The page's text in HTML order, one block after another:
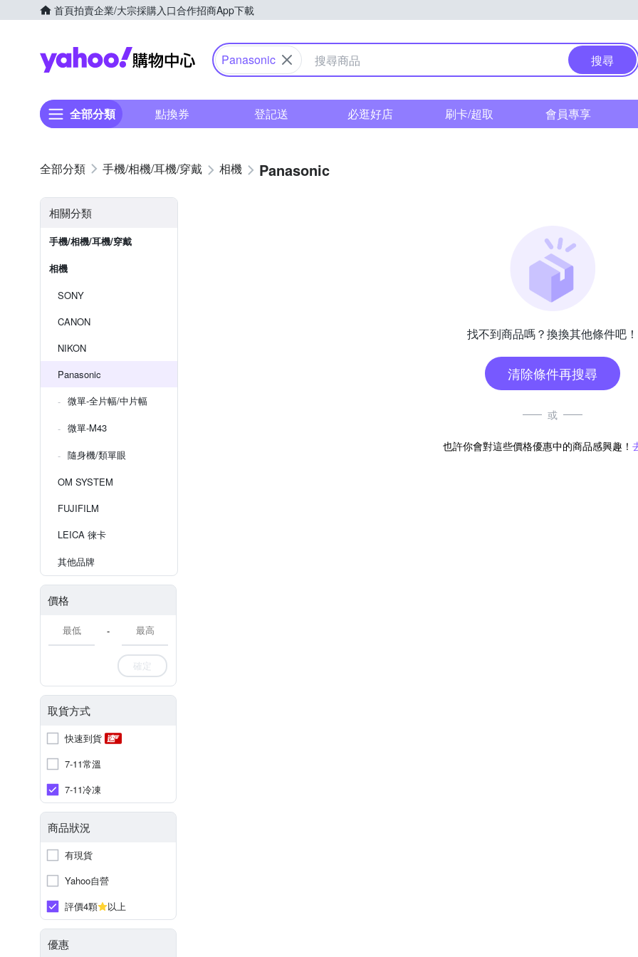
首頁拍賣企業/大宗採購入口合作招商App下載
Yahoo購物中心
Panasonic 搜尋
全部分類 點換券 登記送 必逛好店 刷卡/超取 會員專享
手機/相機/耳機/穿戴 相機 Panasonic
相關分類
手機/相機/耳機/穿戴
相機
SONY
CANON
NIKON
Panasonic
微單-全片幅/中片幅
微單-M43
隨身機/類單眼
OM SYSTEM
FUJIFILM
LEICA 徠卡
其他品牌
價格
-
確定
取貨方式
快速到貨
7-11常溫
7-11冷凍
商品狀況
有現貨
Yahoo自營
評價4顆
以上
優惠
找不到商品嗎？換換其他條件吧！
清除條件再搜尋
或
也許你會對這些價格優惠中的商品感興趣！